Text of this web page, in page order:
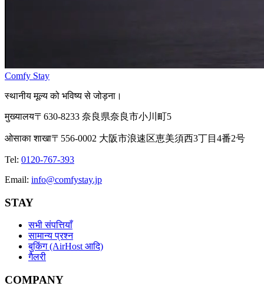
Comfy Stay
स्थानीय मूल्य को भविष्य से जोड़ना।
मुख्यालय〒630-8233 奈良県奈良市小川町5
ओसाका शाखा〒556-0002 大阪市浪速区恵美須西3丁目4番2号
Tel: 0120-767-393
Email: info@comfystay.jp
STAY
सभी संपत्तियाँ
सामान्य प्रश्न
बुकिंग (AirHost आदि)
गैलरी
COMPANY